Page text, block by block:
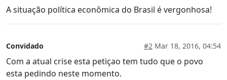
A situação política econômica do Brasil é vergonhosa!
Convidado #2 Mar 18, 2016, 04:54
Com a atual crise esta petiçao tem tudo que o povo
esta pedindo neste momento.